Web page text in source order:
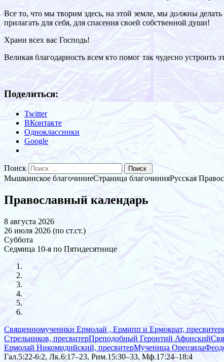
Все то, что мы творим здесь, на этой земле, мы должны
прилагать для себя, для спасения своей собственной души!
Храни всех вас Господь!
Великая благодарность всем кто помог так чудесно устроить
Поделиться:
Twitter
ВКонтакте
Одноклассники
Google
Поиск
Мышкинское благочиниеСтраница благочинияРусская
Православный календарь
8 августа 2026
26 июля 2026 (по ст.ст.)
Суббота
Седмица 10-я по Пятидесятнице
Священномученики Ермолай , Ермипп и Ермократ,
Стрельников, пресвитерПреподобный Геронтий Афонский
Ермолай Никомидийский, пресвитерМученица Ореозила
Гал.5:22-6:2, Лк.6:17–23, Рим.15:30–33, Мф.17:24–18:4